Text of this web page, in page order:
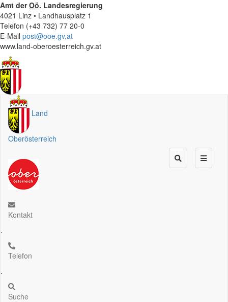
Amt derOö. Landesregierung
4021 Linz • Landhausplatz 1
Telefon (+43 732) 77 20-0
E-Mail post@ooe.gv.at
www.land-oberoesterreich.gv.at
Land
Oberösterreich
Kontakt
.
Telefon
.
Suche